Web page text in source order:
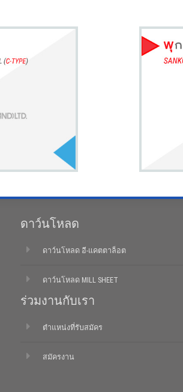
ดาว์นโหลด
ดาว์นโหลด อี-แคตตาล็อต
ดาว์นโหลด MILL SHEET
ร่วมงานกับเรา
ตำแหน่งที่รับสมัคร
สมัครงาน